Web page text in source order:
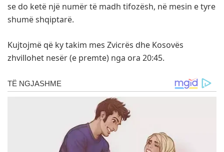
se do ketë një numër të madh tifozësh, në mesin e tyre
shumë shqiptarë.
Kujtojmë që ky takim mes Zvicrës dhe Kosovës
zhvillohet nesër (e premte) nga ora 20:45.